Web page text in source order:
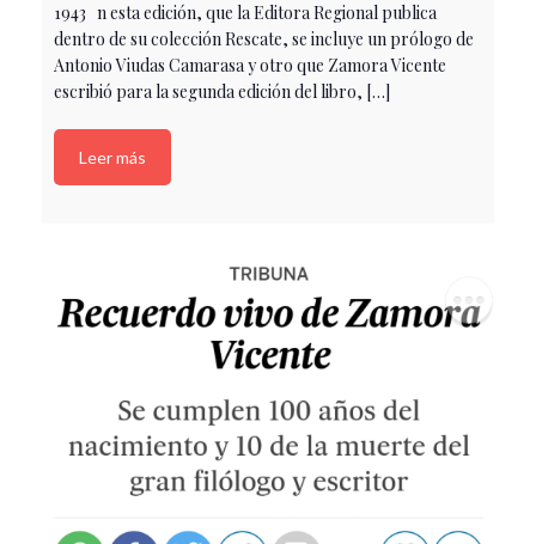
1943 n esta edición, que la Editora Regional publica
dentro de su colección Rescate, se incluye un prólogo de
Antonio Viudas Camarasa y otro que Zamora Vicente
escribió para la segunda edición del libro, […]
Leer más